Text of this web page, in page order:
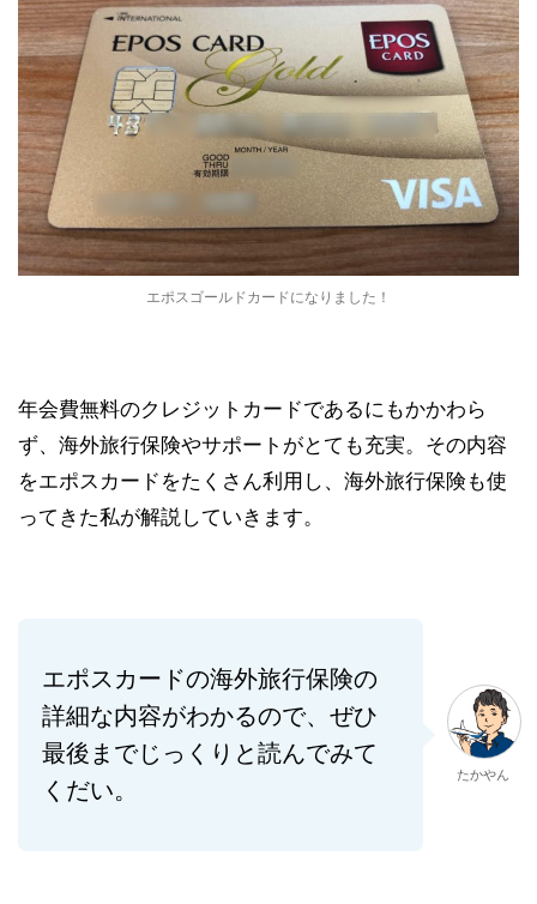
エポスゴールドカードになりました！
年会費無料のクレジットカードであるにもかかわら
ず、海外旅行保険やサポートがとても充実。その内容
をエポスカードをたくさん利用し、海外旅行保険も使
ってきた私が解説していきます。
エポスカードの海外旅行保険の
詳細な内容がわかるので、ぜひ
最後までじっくりと読んでみて
くだい。
たかやん